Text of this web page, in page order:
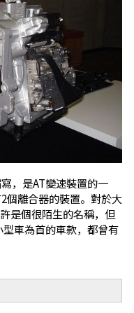
，是AT變速裝置的一
個離合器的裝置。對於大
是個很陌生的名稱，但
車為首的車款，都曾有